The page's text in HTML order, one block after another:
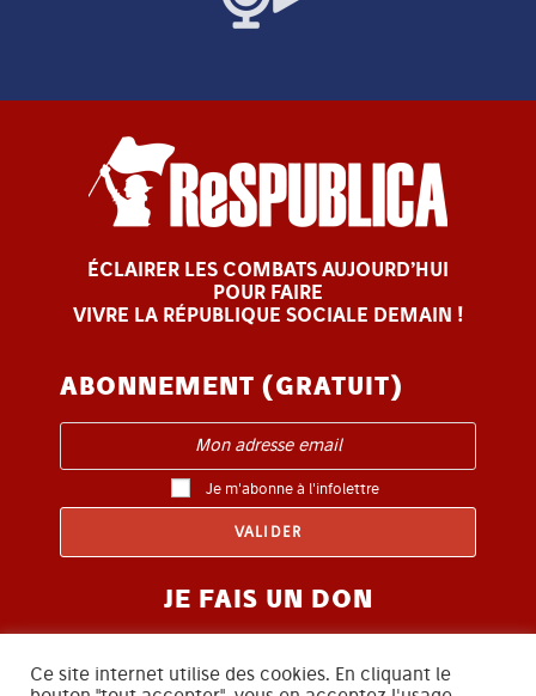
ÉCLAIRER LES COMBATS AUJOURD’HUI
POUR FAIRE
VIVRE LA RÉPUBLIQUE SOCIALE DEMAIN !
ABONNEMENT (GRATUIT)
Je m'abonne à l'infolettre
JE FAIS UN DON
Ce site internet utilise des cookies. En cliquant le